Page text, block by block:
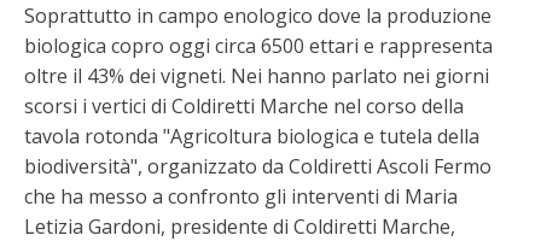
Soprattutto in campo enologico dove la produzione
biologica copro oggi circa 6500 ettari e rappresenta
oltre il 43% dei vigneti. Nei hanno parlato nei giorni
scorsi i vertici di Coldiretti Marche nel corso della
tavola rotonda "Agricoltura biologica e tutela della
biodiversità", organizzato da Coldiretti Ascoli Fermo
che ha messo a confronto gli interventi di Maria
Letizia Gardoni, presidente di Coldiretti Marche,